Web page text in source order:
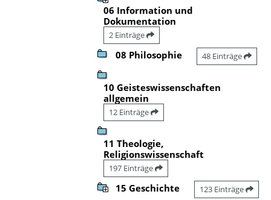
06 Information und
Dokumentation
2 Einträge
08 Philosophie 48 Einträge
10 Geisteswissenschaften
allgemein
12 Einträge
11 Theologie,
Religionswissenschaft
197 Einträge
15 Geschichte 123 Einträge